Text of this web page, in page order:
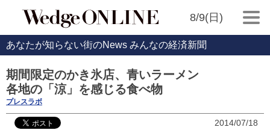
8/9(日)
あなたが知らない街のNews みんなの経済新聞
期間限定のかき氷店、青いラーメン
各地の「涼」を感じる食べ物
プレスラボ
2014/07/18